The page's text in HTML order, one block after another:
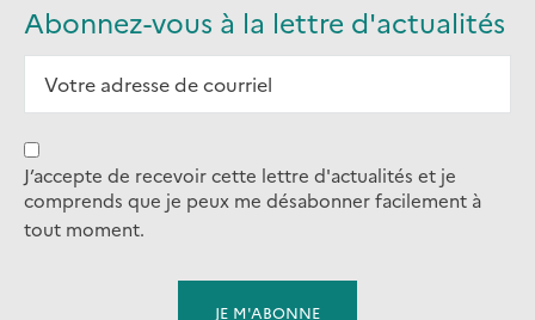
Abonnez-vous à la lettre d'actualités
J’accepte de recevoir cette lettre d'actualités et je
comprends que je peux me désabonner facilement à
tout moment.